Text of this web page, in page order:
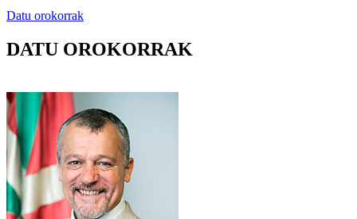
Datu orokorrak
DATU OROKORRAK